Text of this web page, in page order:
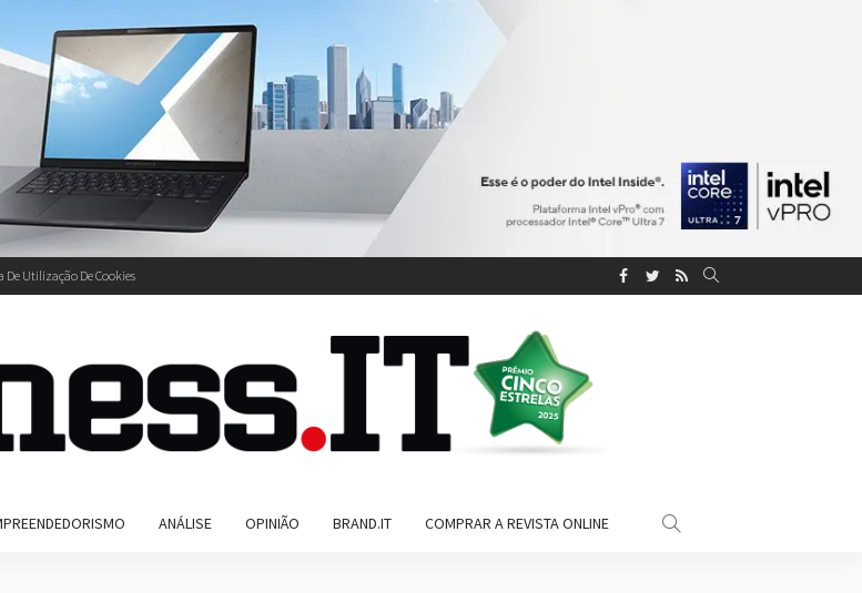
De Utilização De Cookies
ANÁLISE OPINIÃO BRAND.IT COMPRAR A REVISTA ONLINE